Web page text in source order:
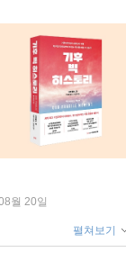
월 20일
펼쳐보기